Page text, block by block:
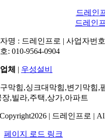
드레인
드레인
명 : 드레인프로 | 사업자번
: 010-9564-0904
체 | 우성설비
막힘,싱크대막힘,변기막힘,
장,빌라,주택,상가,아파트
| 드레인프로 |
페이지 로드 링크